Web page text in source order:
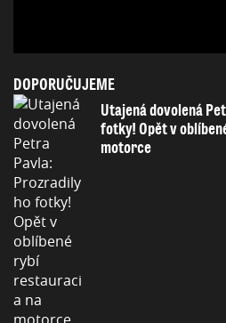
DOPORUČUJEME
Utajená dovolená
fotky! Opět v
motorce